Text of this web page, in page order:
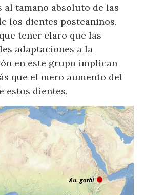
al tamaño absoluto de las
los dientes postcaninos,
tener claro que las
adaptaciones a la
en este grupo implican
que el mero aumento del
estos dientes.